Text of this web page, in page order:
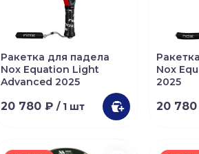
Ракетка для падела
Nox Equation Light
Advanced 2025
20 780 ₽ / 1 шт
Nox
2025
20